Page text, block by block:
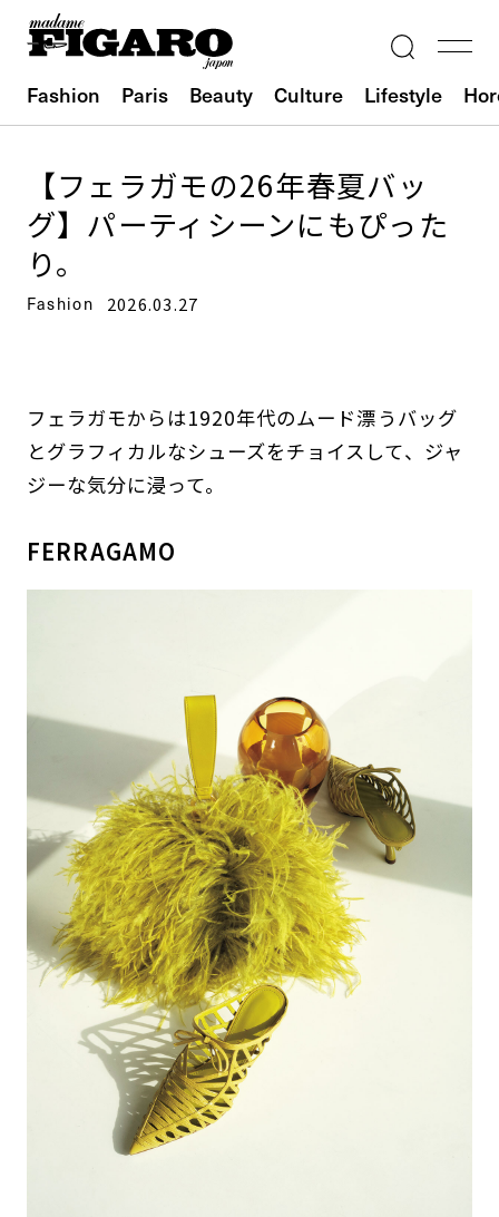
Fashion Paris Beauty Culture Lifestyle
【フェラガモの26年春夏バッ
グ】パーティシーンにもぴった
り。
Fashion 2026.03.27
フェラガモからは1920年代のムード漂うバッグ
とグラフィカルなシューズをチョイスして、ジャ
ジーな気分に浸って。
FERRAGAMO